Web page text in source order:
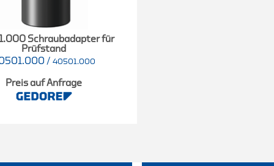
Schraubadapter für
Prüfstand
/ 40501.000
Preis auf Anfrage